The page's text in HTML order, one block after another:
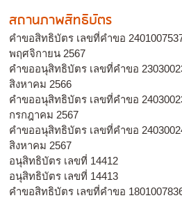
สถานภาพสิทธิบัตร
คำขอสิทธิบัตร เลขที่คำขอ
พฤศจิกายน 2567
คำขออนุสิทธิบัตร เลขที่คำขอ
สิงหาคม 2566
คำขออนุสิทธิบัตร เลขที่คำขอ
กรกฎาคม 2567
คำขออนุสิทธิบัตร เลขที่คำขอ
สิงหาคม 2567
อนุสิทธิบัตร เลขที่ 14412
อนุสิทธิบัตร เลขที่ 14413
คำขอสิทธิบัตร เลขที่คำขอ